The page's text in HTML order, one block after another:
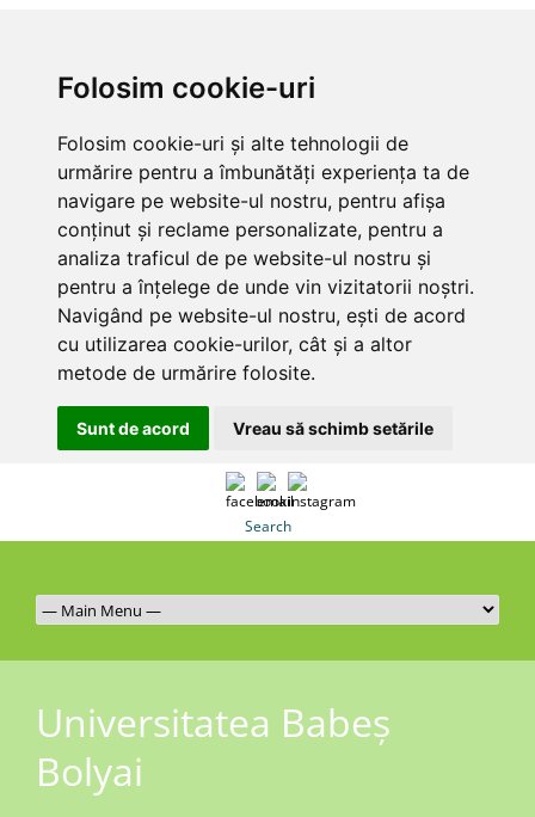
Folosim cookie-uri
Folosim cookie-uri și alte tehnologii de
urmărire pentru a îmbunătăți experiența ta de
navigare pe website-ul nostru, pentru afișa
conținut și reclame personalizate, pentru a
analiza traficul de pe website-ul nostru și
pentru a înțelege de unde vin vizitatorii noștri.
Navigând pe website-ul nostru, ești de acord
cu utilizarea cookie-urilor, cât și a altor
metode de urmărire folosite.
Sunt de acord Vreau să schimb setările
Search
Universitatea Babeș
Bolyai